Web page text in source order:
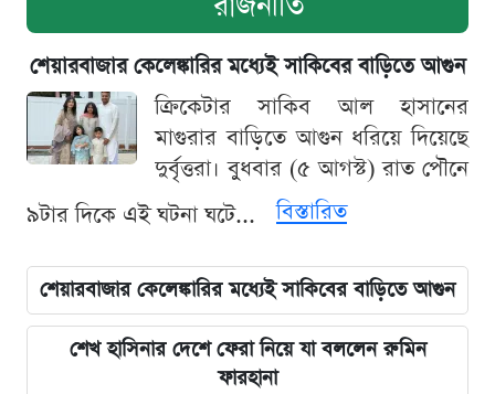
শেয়ারবাজার কেলেঙ্কারির মধ্যেই সাকিবের বাড়িতে আগুন
ক্রিকেটার সাকিব আল হাসানের
মাগুরার বাড়িতে আগুন ধরিয়ে দিয়েছে
দুর্বৃত্তরা। বুধবার (৫ আগস্ট) রাত পৌনে
৯টার দিকে এই ঘটনা ঘটে...
বিস্তারিত
শেয়ারবাজার কেলেঙ্কারির মধ্যেই সাকিবের বাড়িতে আগুন
শেখ হাসিনার দেশে ফেরা নিয়ে যা বললেন রুমিন
ফারহানা